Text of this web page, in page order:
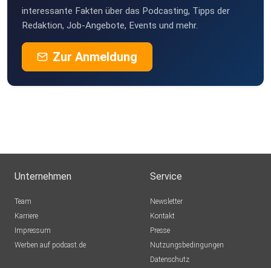
interessante Fakten über das Podcasting, Tipps der
Redaktion, Job-Angebote, Events und mehr.
Zur Anmeldung
Unternehmen
Team
Karriere
Impressum
Werben auf podcast.de
Service
Newsletter
Kontakt
Presse
Nutzungsbedingungen
Datenschutz